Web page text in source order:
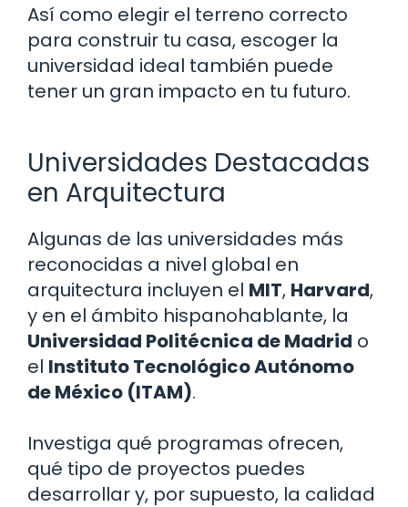
Así como elegir el terreno correcto
para construir tu casa, escoger la
universidad ideal también puede
tener un gran impacto en tu futuro.
Universidades Destacadas
en Arquitectura
Algunas de las universidades más
reconocidas a nivel global en
arquitectura incluyen el MIT, Harvard,
y en el ámbito hispanohablante, la
Universidad Politécnica de Madrid o
el Instituto Tecnológico Autónomo
de México (ITAM).
Investiga qué programas ofrecen,
qué tipo de proyectos puedes
desarrollar y, por supuesto, la calidad